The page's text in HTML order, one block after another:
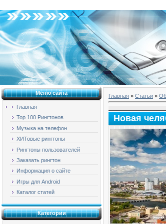
Меню сайта
Главная
Top 100 Рингтонов
Музыка на телефон
ХИТовые рингтоны
Рингтоны пользователей
Заказать рингтон
Информация о сайте
Игры для Android
Каталог статей
Категории
Главная » Статьи »
Новая